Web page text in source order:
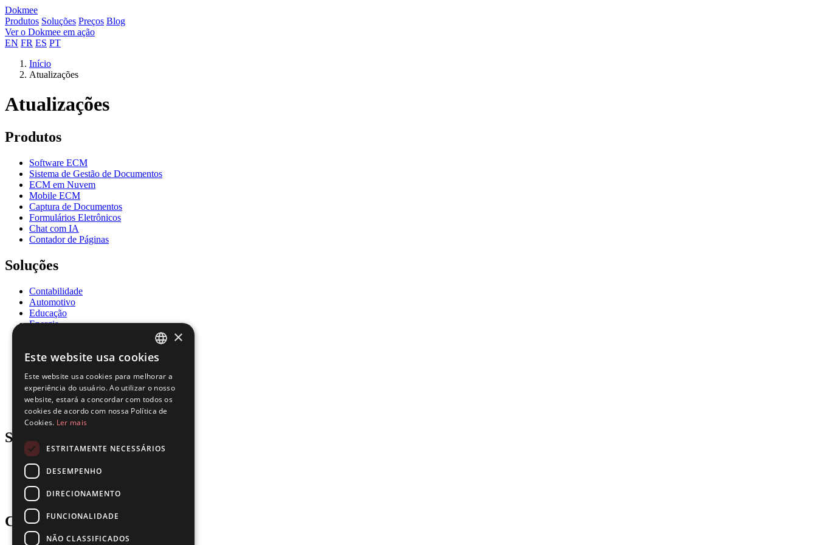
Dokmee
Produtos Soluções Preços Blog
Ver o Dokmee em ação
EN FR ES PT
Início
Atualizações
Atualizações
Produtos
Software ECM
Sistema de Gestão de Documentos
ECM em Nuvem
Mobile ECM
Captura de Documentos
Formulários Eletrônicos
Chat com IA
Contador de Páginas
Soluções
Contabilidade
Automotivo
Educação
Energia
Recursos Humanos
Jurídico
Logística
Manufatura
Imobiliário
Support
Blog
Downloads
Atualizações
Gartner
Company
ENGLISH
FRENCH
SPANISH
×
Este website usa cookies
Este website usa cookies para melhorar a
experiência do usuário. Ao utilizar o nosso
website, estará a concordar com todos os
cookies de acordo com nossa Política de
Cookies. Ler mais
ESTRITAMENTE NECESSÁRIOS
DESEMPENHO
DIRECIONAMENTO
FUNCIONALIDADE
NÃO CLASSIFICADOS